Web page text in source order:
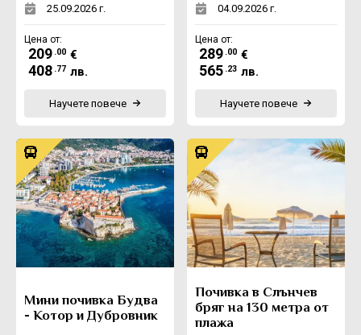
25.09.2026 г.
Цена от:
209 .00 €
408 .77 лв.
Научете повече
04.09.2026 г.
Цена от:
289 .00 €
565 .23 лв.
Научете повече
Мини почивка Будва
- Котор и Дубровник
Почивка в Слънчев
бряг на 130 метра от
плажа